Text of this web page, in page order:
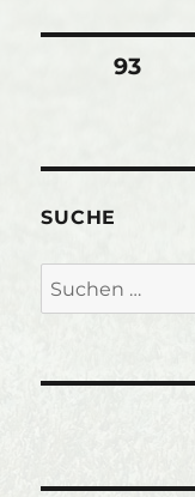
Beiträge
SEITE93
SUCHE
Suche
nach: